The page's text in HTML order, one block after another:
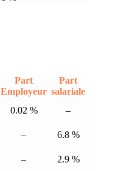
Part
Employeur
Part
salariale
0.02 %
–
–
6.8 %
–
2.9 %